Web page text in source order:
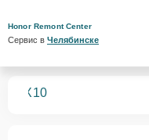
Honor Remont Center
Сервис в Челябинске
X10